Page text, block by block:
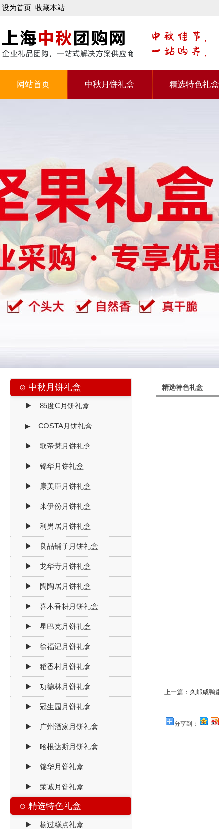
设为首页 收藏本站
网站首页 中秋月饼礼盒 精选特色礼盒
精选特色礼盒
上一篇： 久邮咸鸭
分享到：
⊙ 中秋月饼礼盒
▶ 85度C月饼礼盒
▶ COSTA月饼礼盒
▶ 歌帝梵月饼礼盒
▶ 锦华月饼礼盒
▶ 康美臣月饼礼盒
▶ 来伊份月饼礼盒
▶ 利男居月饼礼盒
▶ 良品铺子月饼礼盒
▶ 龙华寺月饼礼盒
▶ 陶陶居月饼礼盒
▶ 喜木香耕月饼礼盒
▶ 星巴克月饼礼盒
▶ 徐福记月饼礼盒
▶ 稻香村月饼礼盒
▶ 功德林月饼礼盒
▶ 冠生园月饼礼盒
▶ 广州酒家月饼礼盒
▶ 哈根达斯月饼礼盒
▶ 锦华月饼礼盒
▶ 荣诚月饼礼盒
⊙ 精选特色礼盒
▶ 杨过糕点礼盒